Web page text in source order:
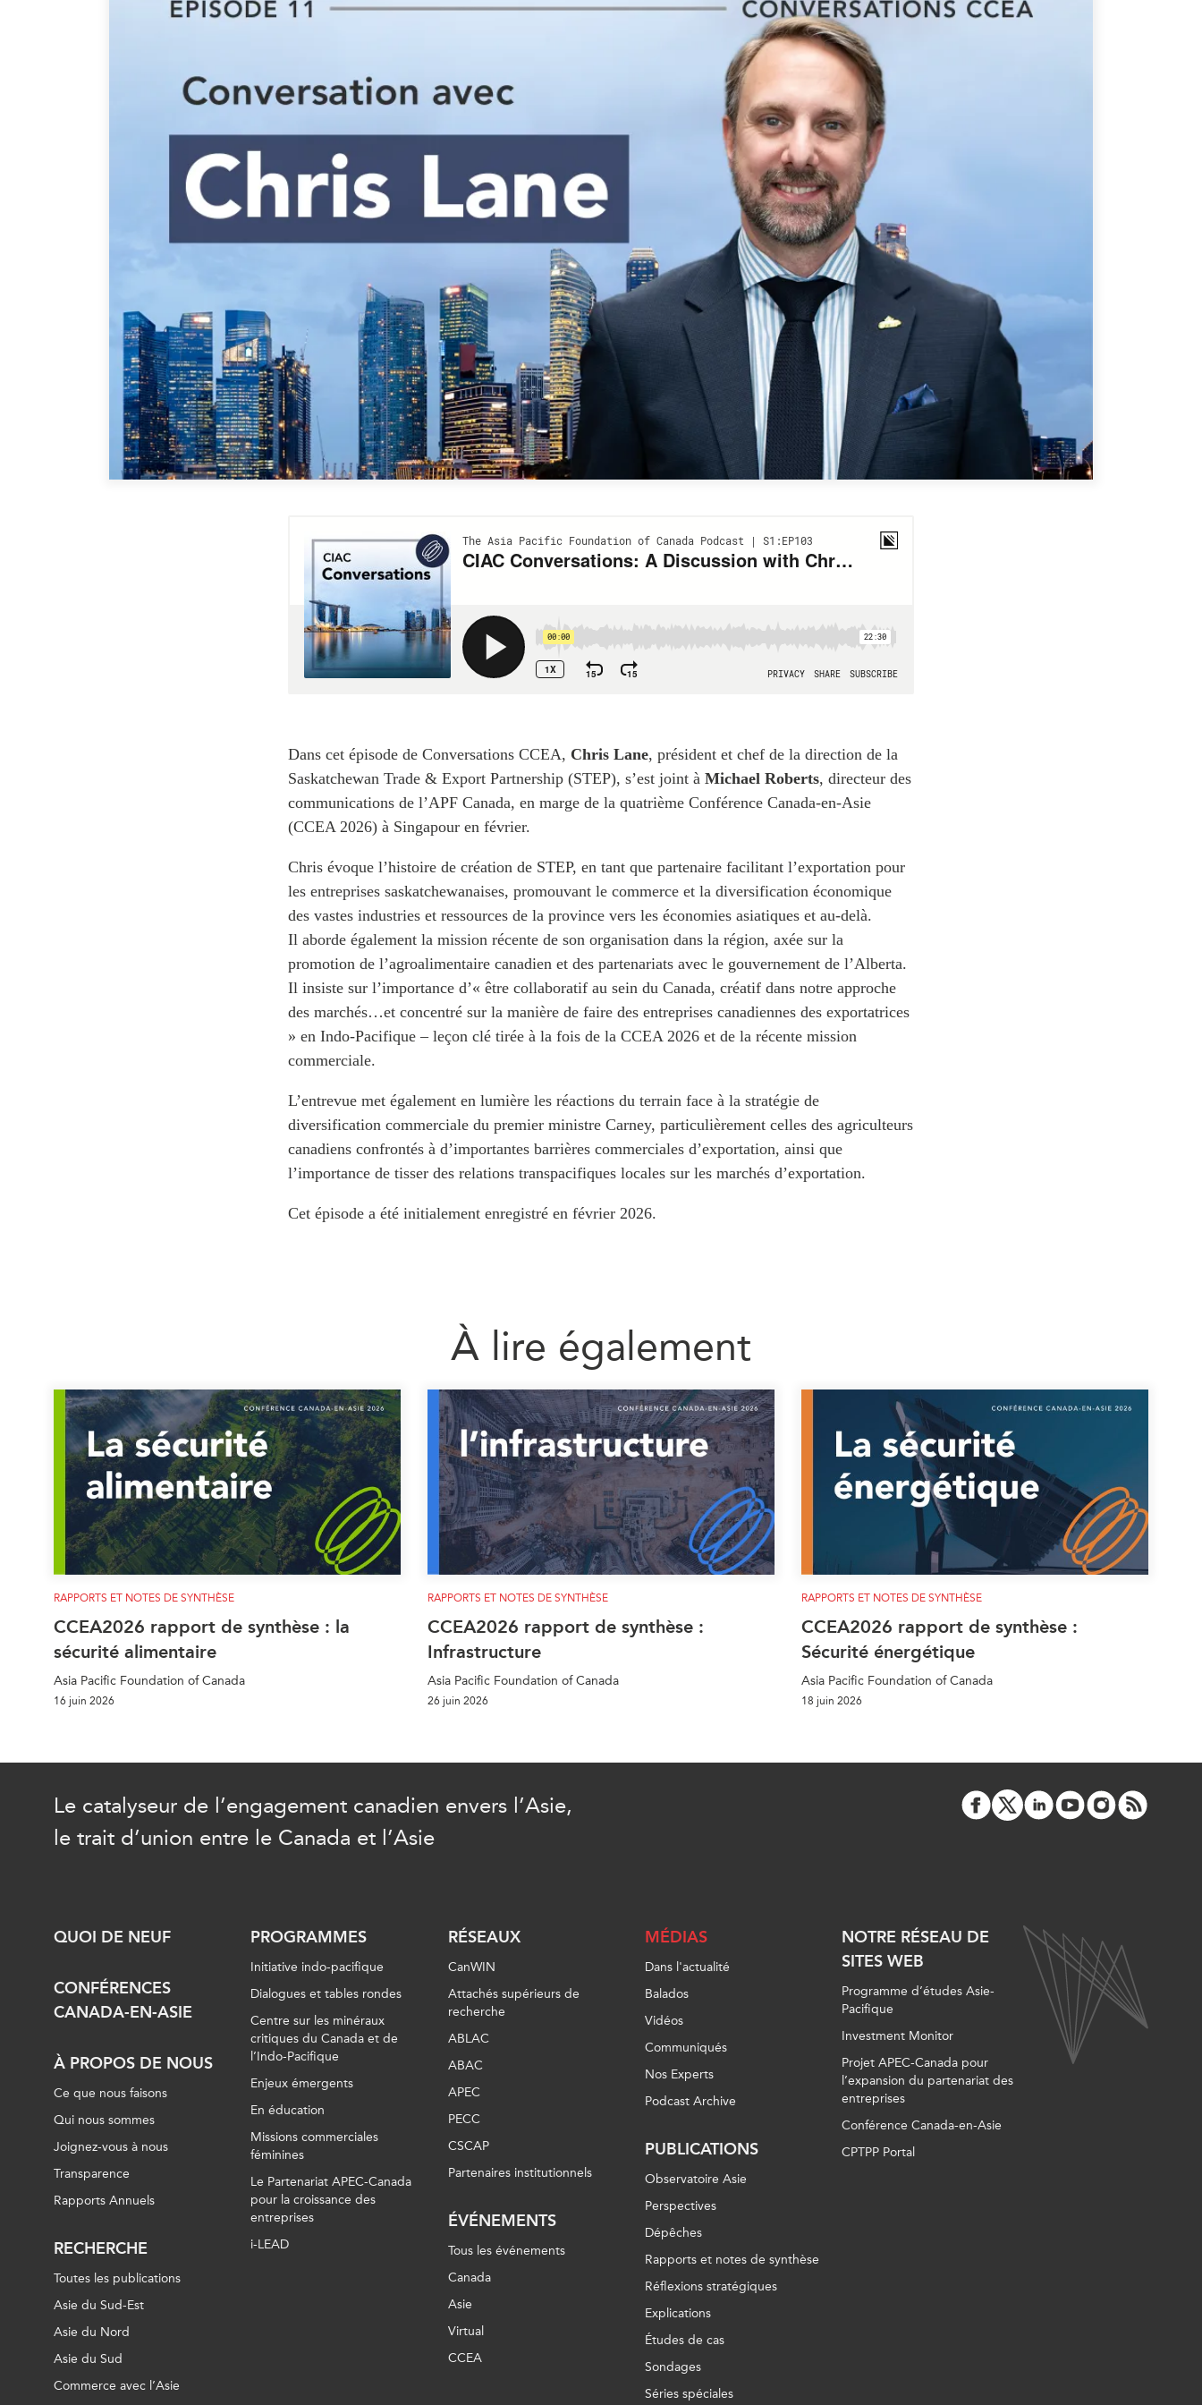
Auteurs
Initiative indo-pacifique
du Canada et de l’Indo-Pacifique
Enjeux émergents
En éducation
Missions commerciales féminines
la croissance des entreprises
i-LEAD
Partenaires institutionnels
Tous les événements
Virtual
CCEA
PUBLICATIONS
Observatoire Asie
Perspectives
Dépêches
Rapports et notes de synthèse
Réflexions stratégiques
Explications
Études de cas
Sondages
Séries spéciales
Pleins feux
CPTPP Portal
Dans cet épisode de Conversations CCEA, Chris Lane, président et chef de la direction de la
Saskatchewan Trade & Export Partnership (STEP), s’est joint à Michael Roberts, directeur des
communications de l’APF Canada, en marge de la quatrième Conférence Canada-en-Asie
(CCEA 2026) à Singapour en février.
Chris évoque l’histoire de création de STEP, en tant que partenaire facilitant l’exportation pour
les entreprises saskatchewanaises, promouvant le commerce et la diversification économique
des vastes industries et ressources de la province vers les économies asiatiques et au-delà.
Il aborde également la mission récente de son organisation dans la région, axée sur la
promotion de l’agroalimentaire canadien et des partenariats avec le gouvernement de l’Alberta.
Il insiste sur l’importance d’« être collaboratif au sein du Canada, créatif dans notre approche
des marchés…et concentré sur la manière de faire des entreprises canadiennes des exportatrices
» en Indo-Pacifique – leçon clé tirée à la fois de la CCEA 2026 et de la récente mission
commerciale.
L’entrevue met également en lumière les réactions du terrain face à la stratégie de
diversification commerciale du premier ministre Carney, particulièrement celles des agriculteurs
canadiens confrontés à d’importantes barrières commerciales d’exportation, ainsi que
l’importance de tisser des relations transpacifiques locales sur les marchés d’exportation.
Cet épisode a été initialement enregistré en février 2026.
À lire également
RAPPORTS ET NOTES DE SYNTHÈSE
CCEA2026 rapport de synthèse : la
sécurité alimentaire
Asia Pacific Foundation of Canada
16 juin 2026
RAPPORTS ET NOTES DE SYNTHÈSE
CCEA2026 rapport de synthèse :
Infrastructure
Asia Pacific Foundation of Canada
26 juin 2026
RAPPORTS ET NOTES DE SYNTHÈSE
CCEA2026 rapport de synthèse :
Sécurité énergétique
Asia Pacific Foundation of Canada
18 juin 2026
Le catalyseur de l’engagement canadien envers l’Asie,
le trait d’union entre le Canada et l’Asie
QUOI DE NEUF
CONFÉRENCES
CANADA-EN-ASIE
À PROPOS DE NOUS
Ce que nous faisons
Qui nous sommes
Joignez-vous à nous
Transparence
Rapports Annuels
RECHERCHE
Toutes les publications
Asie du Sud-Est
Asie du Nord
Asie du Sud
Commerce avec l’Asie
PROGRAMMES
Initiative indo-pacifique
Dialogues et tables rondes
Centre sur les minéraux
critiques du Canada et de
l’Indo-Pacifique
Enjeux émergents
En éducation
Missions commerciales
féminines
Le Partenariat APEC-Canada
pour la croissance des
entreprises
i-LEAD
RÉSEAUX
CanWIN
Attachés supérieurs de
recherche
ABLAC
ABAC
APEC
PECC
CSCAP
Partenaires institutionnels
ÉVÉNEMENTS
Tous les événements
Canada
Asie
Virtual
CCEA
MÉDIAS
Dans l'actualité
Balados
Vidéos
Communiqués
Nos Experts
Podcast Archive
PUBLICATIONS
Observatoire Asie
Perspectives
Dépêches
Rapports et notes de synthèse
Réflexions stratégiques
Explications
Études de cas
Sondages
Séries spéciales
NOTRE RÉSEAU DE
SITES WEB
Programme d’études Asie-
Pacifique
Investment Monitor
Projet APEC-Canada pour
l’expansion du partenariat des
entreprises
Conférence Canada-en-Asie
CPTPP Portal